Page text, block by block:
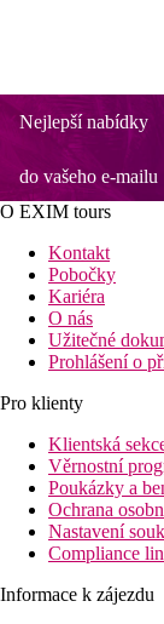
Nejlepší nabídky
do vašeho e-mailu
O EXIM tours
Kontakt
Pobočky
Kariéra
O nás
Užitečné
Prohlášení o
Pro klienty
Klientská
Věrnostní
Poukázky a
Ochrana
Nastavení
Compliance
Informace k zájezdu